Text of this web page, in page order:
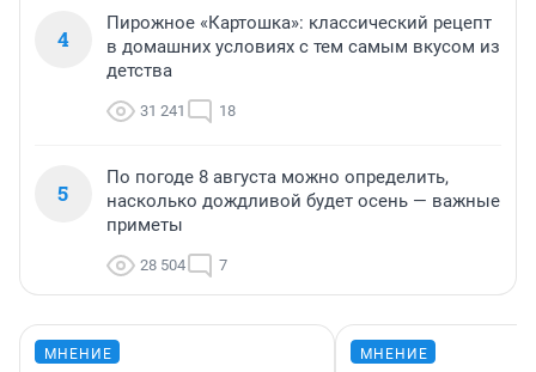
4
Пирожное «Картошка»: классический рецепт
в домашних условиях с тем самым вкусом из
детства
31 241 18
5
По погоде 8 августа можно определить,
насколько дождливой будет осень — важные
приметы
28 504 7
МНЕНИЕ МНЕНИЕ